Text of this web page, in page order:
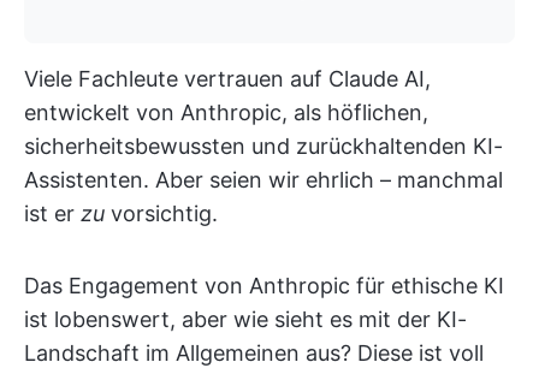
Viele Fachleute vertrauen auf Claude AI,
entwickelt von Anthropic, als höflichen,
sicherheitsbewussten und zurückhaltenden KI-
Assistenten. Aber seien wir ehrlich – manchmal
ist er zu vorsichtig.
Das Engagement von Anthropic für ethische KI
ist lobenswert, aber wie sieht es mit der KI-
Landschaft im Allgemeinen aus? Diese ist voll